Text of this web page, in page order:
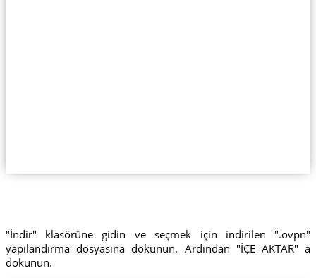
"İndir" klasörüne gidin ve seçmek için indirilen ".ovpn"
yapılandırma dosyasına dokunun. Ardından "İÇE AKTAR" a
dokunun.